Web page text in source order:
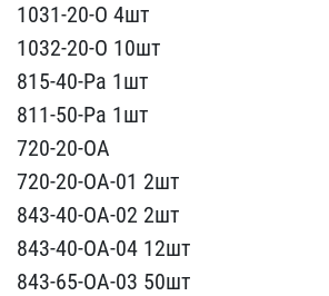
1031-20-О 4шт​
1032-20-О 10шт
815-40-Р​а 1шт
811-50-Ра 1шт
720-​20-ОА
720-20-ОА-01 2шт
8​43-40-ОА-02 2шт
843-40-О​А-04 12шт
843-65-ОА-03 5​0шт